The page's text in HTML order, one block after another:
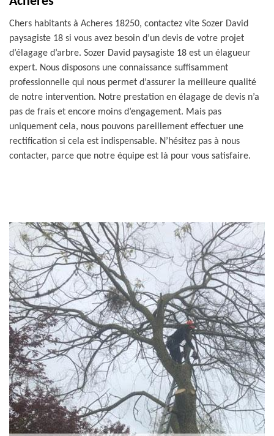
Chers habitants à Acheres 18250, contactez vite Sozer David
paysagiste 18 si vous avez besoin d’un devis de votre projet
d’élagage d’arbre. Sozer David paysagiste 18 est un élagueur
expert. Nous disposons une connaissance suffisamment
professionnelle qui nous permet d’assurer la meilleure qualité
de notre intervention. Notre prestation en élagage de devis n’a
pas de frais et encore moins d’engagement. Mais pas
uniquement cela, nous pouvons pareillement effectuer une
rectification si cela est indispensable. N’hésitez pas à nous
contacter, parce que notre équipe est là pour vous satisfaire.